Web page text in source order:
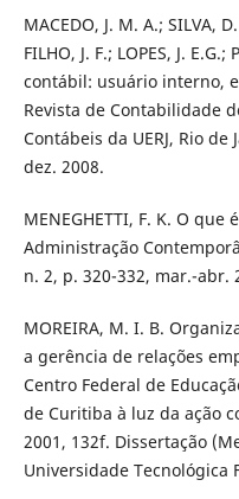
MACEDO, J. M. A.; SILVA,
FILHO, J. F.; LOPES, J.
contábil: usuário interno,
Revista de Contabilidade
Contábeis da UERJ, Rio
dez. 2008.
MENEGHETTI, F. K. O
Administração
n. 2, p. 320-332, mar.-abr.
MOREIRA, M. I. B.
a gerência de relações
Centro Federal de
de Curitiba à luz da ação
2001, 132f. Dissertação
Universidade Tecnológica